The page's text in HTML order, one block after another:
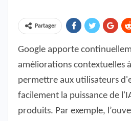
Partager
Google apporte
améliorations contextuelles
permettre aux utilisateurs
facilement la puissance de
produits. Par exemple,